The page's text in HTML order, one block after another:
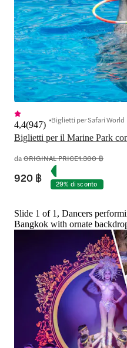
Biglietti per il Marine Park
4,4(947) Biglietti per Safari World
daORIGINAL PRICE1.300 ฿
920 ฿ 29% di sconto
Slide 1 of 1, Dancers
Bangkok with ornate